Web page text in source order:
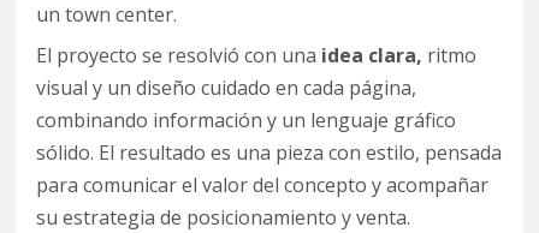
un town center.
El proyecto se resolvió con una idea clara, ritmo
visual y un diseño cuidado en cada página,
combinando información y un lenguaje gráfico
sólido. El resultado es una pieza con estilo, pensada
para comunicar el valor del concepto y acompañar
su estrategia de posicionamiento y venta.